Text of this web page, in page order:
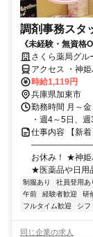
調剤事務スタ
《未経験・無資格
社員登用あり／社
さくら薬局グ
アクセス ・神
時給1,119円
兵庫県加東市
勤務時間 月～
・週4～5日、
仕事内容 【新
お休み！ ★神姫
★医薬品や日用
制服あり 社員登用あ
午前
経験者歓迎 研
フルタイム歓迎
シフ
同じ企業の求人